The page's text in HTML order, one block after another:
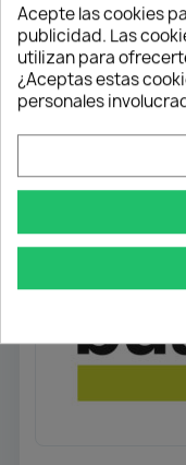
alto.
Cartucho
Caño
Aireador
Conexiones
certificadas.
Acabado:
Acepte las cookies
publicidad. Las
utilizan para
¿Aceptas estas
personales